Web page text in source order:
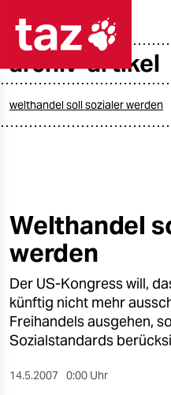
taz
öko
gesellschaft
kultur
sport
archiv-artikel
welthandel soll sozialer werden
Welthandel
werden
Der US-Kongress will,
künftig nicht mehr
Freihandels ausgehen,
Sozialstandards
14.5.2007 0:00 Uhr